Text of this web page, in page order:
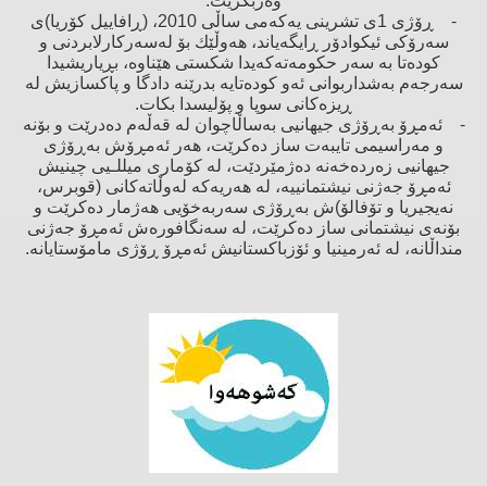
- ڕۆژی 1ی تشرینی یەكەمی ساڵی 2010، (ڕافاییل كۆریا)ی
سەرۆكی ئیكوادۆر ڕایگەیاند، هەوڵێك بۆ لەسەركارلابردنی ‌و
كودەتا بە سەر حكومەتەكەیدا شكستی هێناوە، بڕیاریشیدا
سەرجەم بەشداربوانی ئەو كودەتایە بدرێنە دادگا ‌و پاكسازیش لە
ڕیزەكانی سوپا ‌و پۆلیسدا بكات.
- ئەمڕۆ بەڕۆژی جیهانیی بەساڵاچوان لە قەڵەم دەدرێت ‌و بۆنە
‌و مەراسیمی تایبەت ساز دەكرێت، هەر ئەمڕۆش بەڕۆژی
جیهانیی زەردەخەنە دەژمێردێت، لە كۆماری میللـیی چینیش
ئەمڕۆ جەژنی نیشتمانییە، لە هەریەكە لەوڵاتەكانی (قوبرس،
نەیجیریا ‌و تۆفالۆ)ش بەڕۆژی سەربەخۆیی هەژمار دەكرێت ‌و
بۆنەی نیشتمانی ساز دەكرێت، لە سەنگافورەش ئەمڕۆ جەژنی
منداڵانە، لە ئەرمینیا ‌و ئۆزباكستانیش ئەمڕۆ ڕۆژی مامۆستایانە.